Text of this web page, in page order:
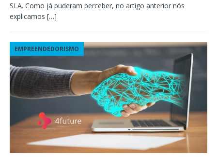
SLA. Como já puderam perceber, no artigo anterior nós
explicamos […]
EMPREENDEDORISMO